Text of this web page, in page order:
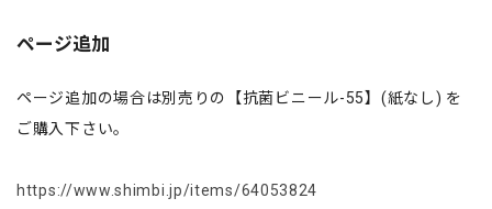
ページ追加
ページ追加の場合は別売りの【抗菌ビニール-55】(紙なし) を
ご購入下さい。
https://www.shimbi.jp/items/64053824